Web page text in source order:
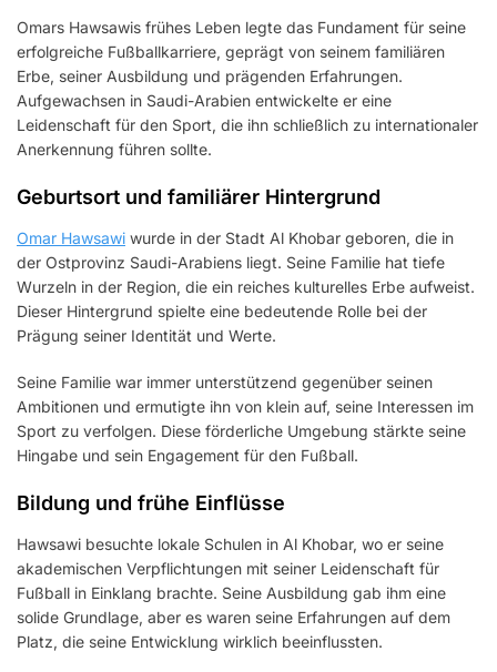
Omars Hawsawis frühes Leben legte das Fundament für seine
erfolgreiche Fußballkarriere, geprägt von seinem familiären
Erbe, seiner Ausbildung und prägenden Erfahrungen.
Aufgewachsen in Saudi-Arabien entwickelte er eine
Leidenschaft für den Sport, die ihn schließlich zu internationaler
Anerkennung führen sollte.
Geburtsort und familiärer Hintergrund
Omar Hawsawi wurde in der Stadt Al Khobar geboren, die in
der Ostprovinz Saudi-Arabiens liegt. Seine Familie hat tiefe
Wurzeln in der Region, die ein reiches kulturelles Erbe aufweist.
Dieser Hintergrund spielte eine bedeutende Rolle bei der
Prägung seiner Identität und Werte.
Seine Familie war immer unterstützend gegenüber seinen
Ambitionen und ermutigte ihn von klein auf, seine Interessen im
Sport zu verfolgen. Diese förderliche Umgebung stärkte seine
Hingabe und sein Engagement für den Fußball.
Bildung und frühe Einflüsse
Hawsawi besuchte lokale Schulen in Al Khobar, wo er seine
akademischen Verpflichtungen mit seiner Leidenschaft für
Fußball in Einklang brachte. Seine Ausbildung gab ihm eine
solide Grundlage, aber es waren seine Erfahrungen auf dem
Platz, die seine Entwicklung wirklich beeinflussten.